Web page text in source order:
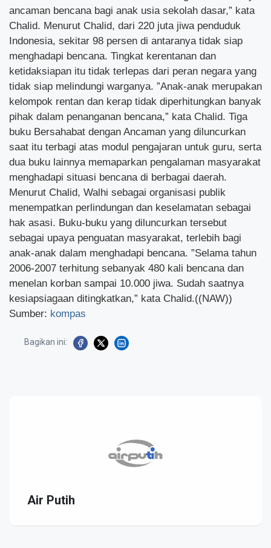
ancaman bencana bagi anak usia sekolah dasar,” kata
Chalid. Menurut Chalid, dari 220 juta jiwa penduduk
Indonesia, sekitar 98 persen di antaranya tidak siap
menghadapi bencana. Tingkat kerentanan dan
ketidaksiapan itu tidak terlepas dari peran negara yang
tidak siap melindungi warganya. ”Anak-anak merupakan
kelompok rentan dan kerap tidak diperhitungkan banyak
pihak dalam penanganan bencana,” kata Chalid. Tiga
buku Bersahabat dengan Ancaman yang diluncurkan
saat itu terbagi atas modul pengajaran untuk guru, serta
dua buku lainnya memaparkan pengalaman masyarakat
menghadapi situasi bencana di berbagai daerah.
Menurut Chalid, Walhi sebagai organisasi publik
menempatkan perlindungan dan keselamatan sebagai
hak asasi. Buku-buku yang diluncurkan tersebut
sebagai upaya penguatan masyarakat, terlebih bagi
anak-anak dalam menghadapi bencana. ”Selama tahun
2006-2007 terhitung sebanyak 480 kali bencana dan
menelan korban sampai 10.000 jiwa. Sudah saatnya
kesiapsiagaan ditingkatkan,” kata Chalid.((NAW))
Sumber: kompas
Bagikan ini:
Air Putih